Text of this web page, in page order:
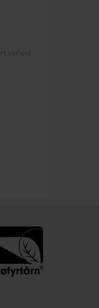
innhold